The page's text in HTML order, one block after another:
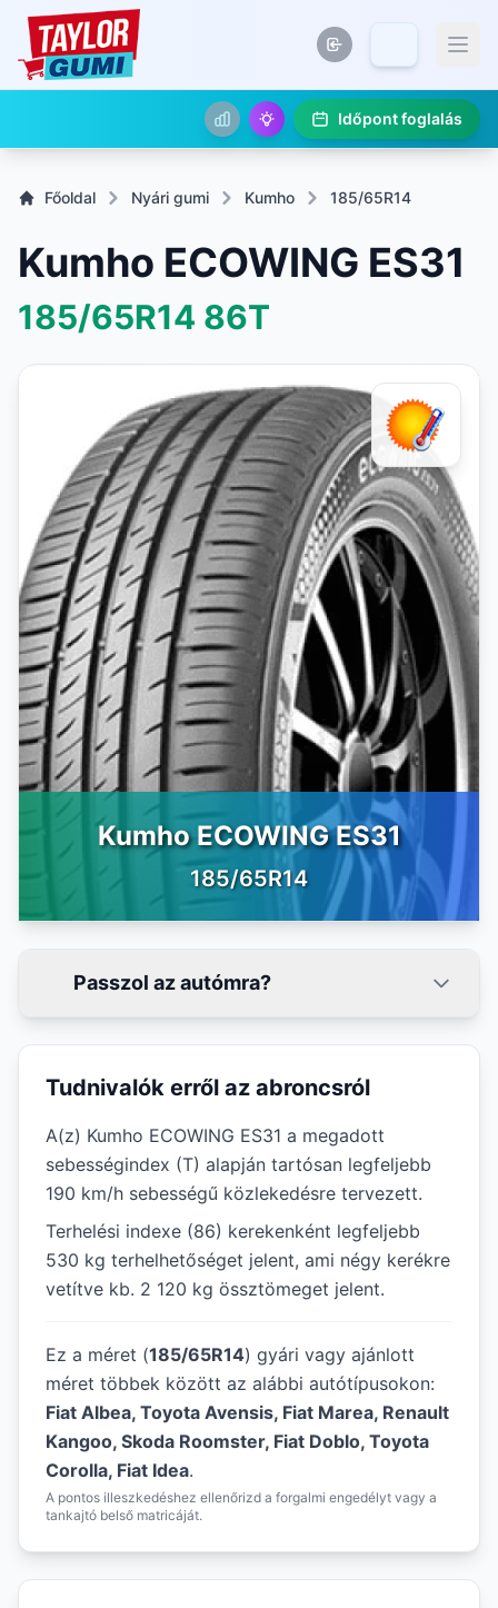
Időpont foglalás
Főoldal Nyári gumi Kumho 185/65R14
Kumho ECOWING ES31
185/65R14 86T
Kumho ECOWING ES31
185/65R14
Passzol az autómra?
Tudnivalók erről az abroncsról
A(z) Kumho ECOWING ES31 a megadott
sebességindex (T) alapján tartósan legfeljebb
190 km/h sebességű közlekedésre tervezett.
Terhelési indexe (86) kerekenként legfeljebb
530 kg terhelhetőséget jelent, ami négy kerékre
vetítve kb. 2 120 kg össztömeget jelent.
Ez a méret (185/65R14) gyári vagy ajánlott
méret többek között az alábbi autótípusokon:
Fiat Albea, Toyota Avensis, Fiat Marea, Renault
Kangoo, Skoda Roomster, Fiat Doblo, Toyota
Corolla, Fiat Idea.
A pontos illeszkedéshez ellenőrizd a forgalmi engedélyt vagy a
tankajtó belső matricáját.